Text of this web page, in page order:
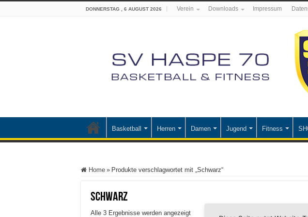
DONNERSTAG , 6 AUGUST 2026 Verein Downloads Impressum
Basketball Herren Damen Jugend Fitness
Home » Produkte verschlagwortet mit „Schwarz“
Schwarz
Alle 3 Ergebnisse werden angezeigtNach